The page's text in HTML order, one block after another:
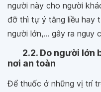
người này cho người
đỡ thì tự ý tăng liều hay
người lớn,... gây ra nguy
2.2. Do người lớn
nơi an toàn
Để thuốc ở những vị trí